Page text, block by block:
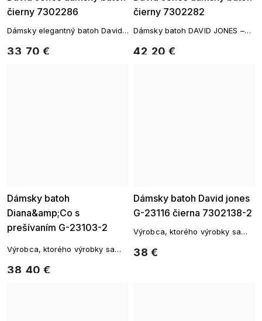
čierny 7302286
33,70 €
Dámsky elegantný batoh David
čierny 7302282
42,20 €
Dámsky batoh DAVID JONES –
Dámsky batoh
Diana&amp;Co s
prešívaním G-23103-2
38,40 €
Výrobca, ktorého výrobky sa
vysokou kvalitou spracovania.
Dámsky batoh David jones
G-23116 čierna 7302138-2
38 €
Výrobca, ktorého výrobky sa
vysokou kvalitou spracovania.